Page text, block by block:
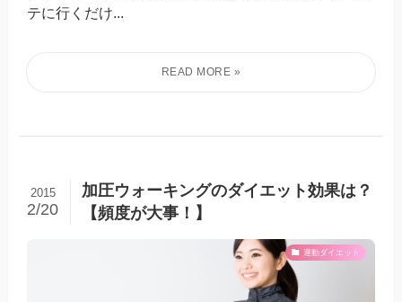
テに行くだけ...
加圧ウォーキングのダイエット効果は？
【頻度が大事！】
2015
2/20
運動ダイエット